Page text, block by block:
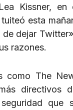
Kissner,
esta
dejar
razones.
como The
directivos
que